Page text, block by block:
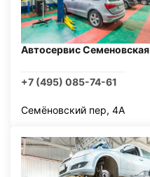
Автосервис Семеновская
+7 (495) 085-74-61
Семёновский пер, 4А